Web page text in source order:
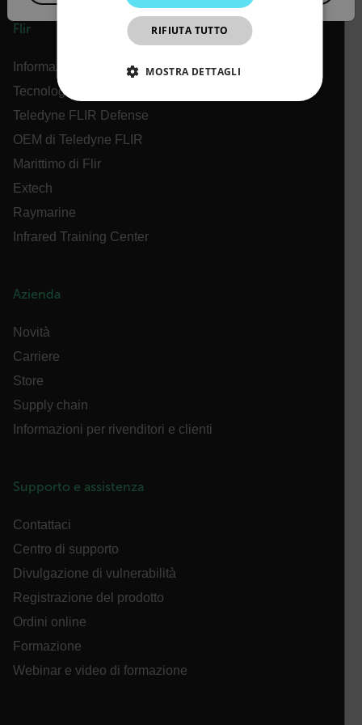
Flir
Informazioni su Flir
Tecnologie Teledyne
Teledyne FLIR Defense
OEM di Teledyne FLIR
Marittimo di Flir
Extech
Raymarine
Infrared Training Center
Azienda
Novità
Carriere
Store
Supply chain
Informazioni per rivenditori e clienti
Supporto e assistenza
Contattaci
Centro di supporto
Divulgazione di vulnerabilità
Registrazione del prodotto
Ordini online
Formazione
Webinar e video di formazione
JAPANESE
CHINESE
RIFIUTA TUTTO
MOSTRA DETTAGLI
STRETTAMENTE NECESSARI
PERFORMANCE
cashrun_session_id
Google Privacy Policy